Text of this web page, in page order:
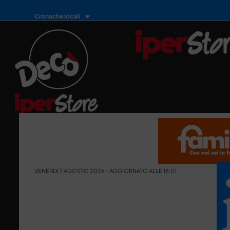
Cronache locali
VENERDÌ 7 AGOSTO 2026 - AGGIORNATO ALLE 18:01